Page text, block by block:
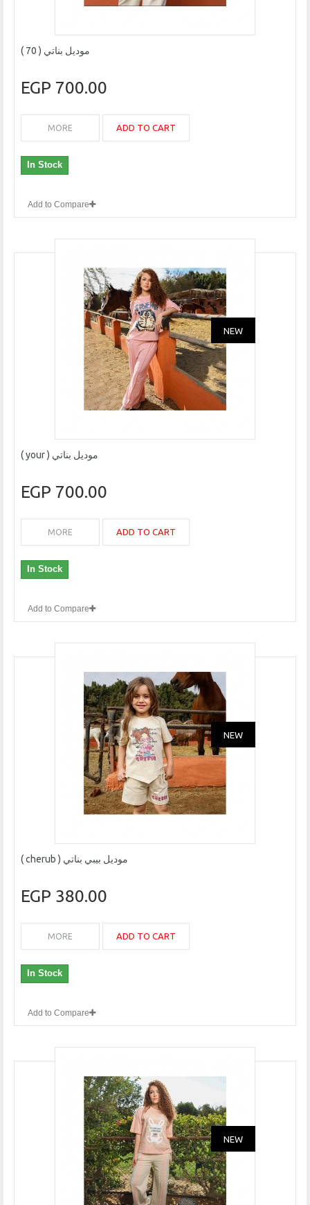
موديل بناتي ( 70 )
700.00 EGP
ADD TO CART
MORE
In Stock
Add to Compare
NEW
موديل بناتي ( your )
700.00 EGP
ADD TO CART
MORE
In Stock
Add to Compare
NEW
موديل بيبي بناتي ( cherub )
380.00 EGP
ADD TO CART
MORE
In Stock
Add to Compare
NEW